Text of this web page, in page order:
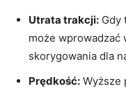
Utrata‍ trakcji: Gdy
może wprowadzać
skorygowania ‌dla
Prędkość: Wyższe